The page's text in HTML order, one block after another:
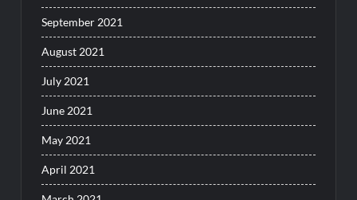
September 2021
August 2021
July 2021
June 2021
May 2021
April 2021